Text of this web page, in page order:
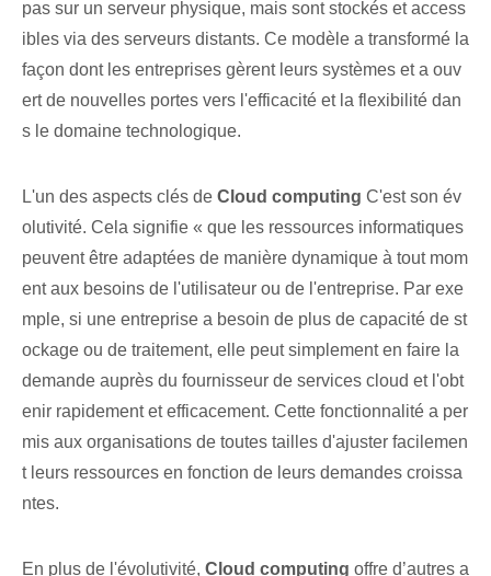
pas sur un serveur physique, mais sont stockés et access
ibles via des serveurs distants. Ce modèle a transformé la
façon dont les entreprises gèrent leurs systèmes et a ouv
ert de nouvelles portes vers l'efficacité et la flexibilité dan
s le domaine technologique.
L'un des aspects clés de Cloud computing C'est son év
olutivité. Cela signifie « que ⁣les ressources informatiques
peuvent être adaptées de manière dynamique à tout mom
ent aux besoins de l'utilisateur ou de l'entreprise. Par exe
mple, si une entreprise a besoin de plus de capacité de st
ockage ou de traitement, elle peut simplement en faire la
demande auprès du fournisseur de services cloud et l'obt
enir rapidement et efficacement. Cette fonctionnalité a per
mis aux organisations de toutes tailles d'ajuster facilemen
t leurs ressources en fonction de leurs demandes croissa
ntes.
En plus de l'évolutivité, Cloud computing offre d’autres a